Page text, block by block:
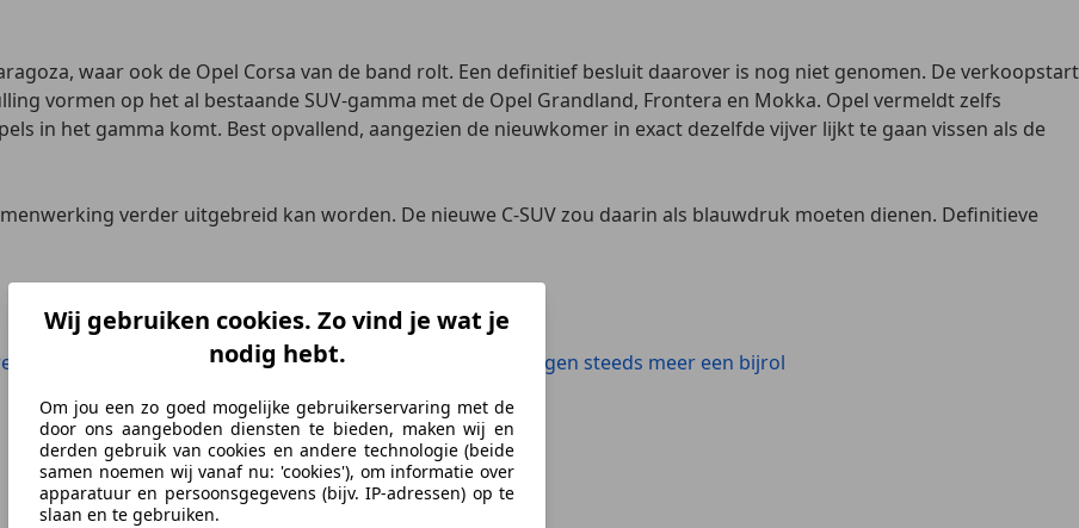
Wij gebruiken cookies. Zo vind je wat je
nodig hebt.
Om jou een zo goed mogelijke gebruikerservaring met de
door ons aangeboden diensten te bieden, maken wij en
derden gebruik van cookies en andere technologie (beide
samen noemen wij vanaf nu: 'cookies'), om informatie over
apparatuur en persoonsgegevens (bijv. IP-adressen) op te
slaan en te gebruiken.
waar ook de Opel Corsa van de band rolt. Een definitief besluit daarover is nog niet genomen. De verkoopstart
vormen op het al bestaande SUV-gamma met de Opel Grandland, Frontera en Mokka. Opel vermeldt zelfs
in het gamma komt. Best opvallend, aangezien de nieuwkomer in exact dezelfde vijver lijkt te gaan vissen als de
verder uitgebreid kan worden. De nieuwe C-SUV zou daarin als blauwdruk moeten dienen. Definitieve
niet
Verkoopcijfers juli 2026: deze merken krijgen steeds meer een bijrol